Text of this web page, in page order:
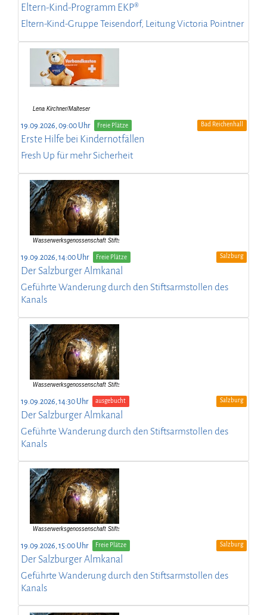
Eltern-Kind-Programm EKP®
Eltern-Kind-Gruppe Teisendorf, Leitung Victoria Pointner
19.09.2026, 09:00 Uhr Freie Plätze Bad Reichenhall
Erste Hilfe bei Kindernotfällen
Fresh Up für mehr Sicherheit
19.09.2026, 14:00 Uhr Freie Plätze Salzburg
Der Salzburger Almkanal
Geführte Wanderung durch den Stiftsarmstollen des
Kanals
19.09.2026, 14:30 Uhr ausgebucht Salzburg
Der Salzburger Almkanal
Geführte Wanderung durch den Stiftsarmstollen des
Kanals
19.09.2026, 15:00 Uhr Freie Plätze Salzburg
Der Salzburger Almkanal
Geführte Wanderung durch den Stiftsarmstollen des
Kanals